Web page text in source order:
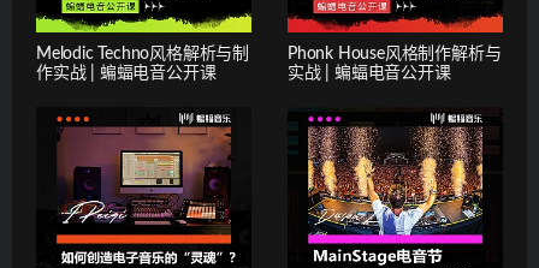
Melodic Techno风格解析与制
作实战 | 蝙蝠电音公开课
Phonk House风格制作解析与
实战 | 蝙蝠电音公开课